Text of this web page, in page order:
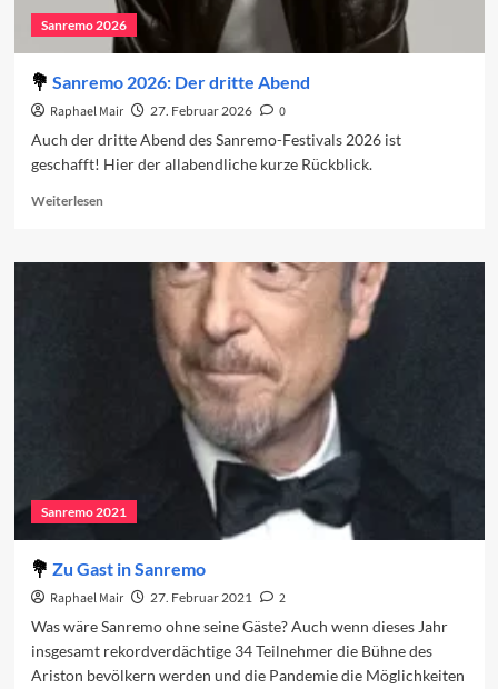
Sanremo 2026
Sanremo 2026: Der dritte Abend
Raphael Mair 27. Februar 2026
0
Auch der dritte Abend des Sanremo-Festivals 2026 ist
geschafft! Hier der allabendliche kurze Rückblick.
WeiterlesenRead
Sanremo
Sanremo 2021
Zu Gast in Sanremo
Raphael Mair 27. Februar 2021
2
Was wäre Sanremo ohne seine Gäste? Auch wenn dieses Jahr
insgesamt rekordverdächtige 34 Teilnehmer die Bühne des
Ariston bevölkern werden und die Pandemie die Möglichkeiten